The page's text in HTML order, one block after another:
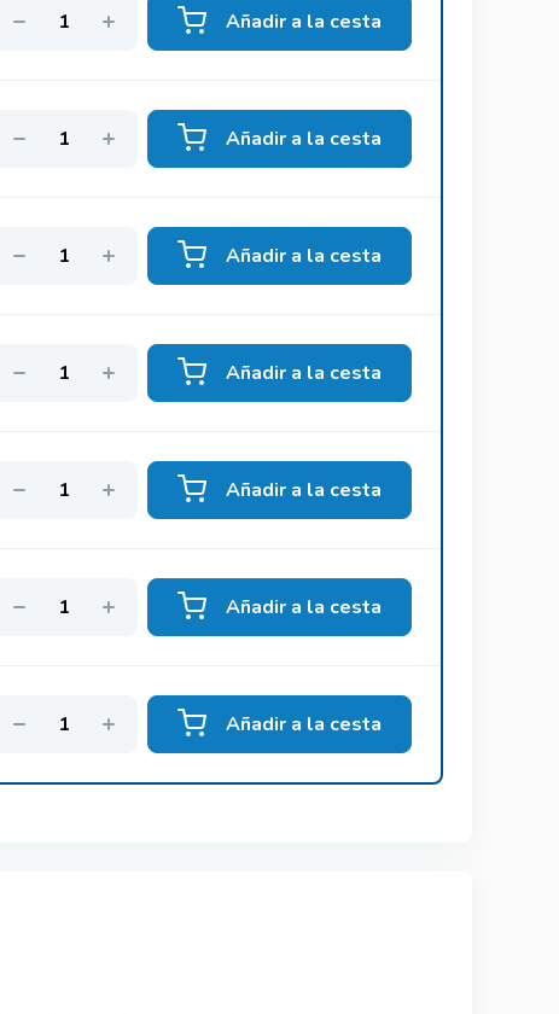
Añadir a la cesta
Añadir a la cesta
Añadir a la cesta
Añadir a la cesta
Añadir a la cesta
Añadir a la cesta
Añadir a la cesta